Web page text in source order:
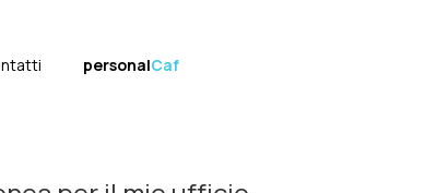
personalCaf